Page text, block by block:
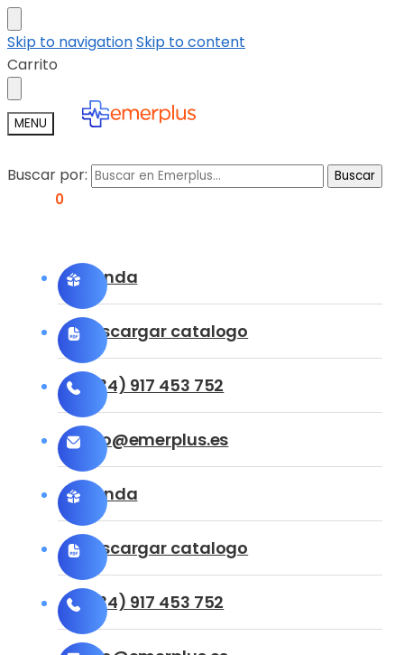
Skip to navigationSkip to content
Carrito
MENU
Buscar por: Buscar
0
Tienda
Descargar catalogo
(+34) 917 453 752
info@emerplus.es
Tienda
Descargar catalogo
(+34) 917 453 752